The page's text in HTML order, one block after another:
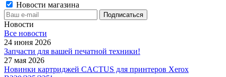
Новости магазина
Новости
Все новости
24 июня 2026
Запчасти для вашей печатной техники!
27 мая 2026
Новинки картриджей CACTUS для принтеров Xerox